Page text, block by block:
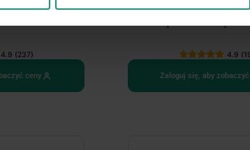
dla szczeniąt
4.9 (237)
ceny
MEDIUM/LARGE - sucha
wołowiną dla szczeniąt
4.9
Zaloguj się, aby